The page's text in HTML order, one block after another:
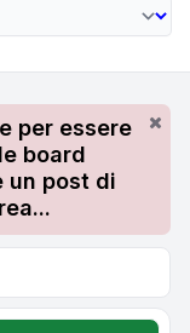
per essere
board
un post di